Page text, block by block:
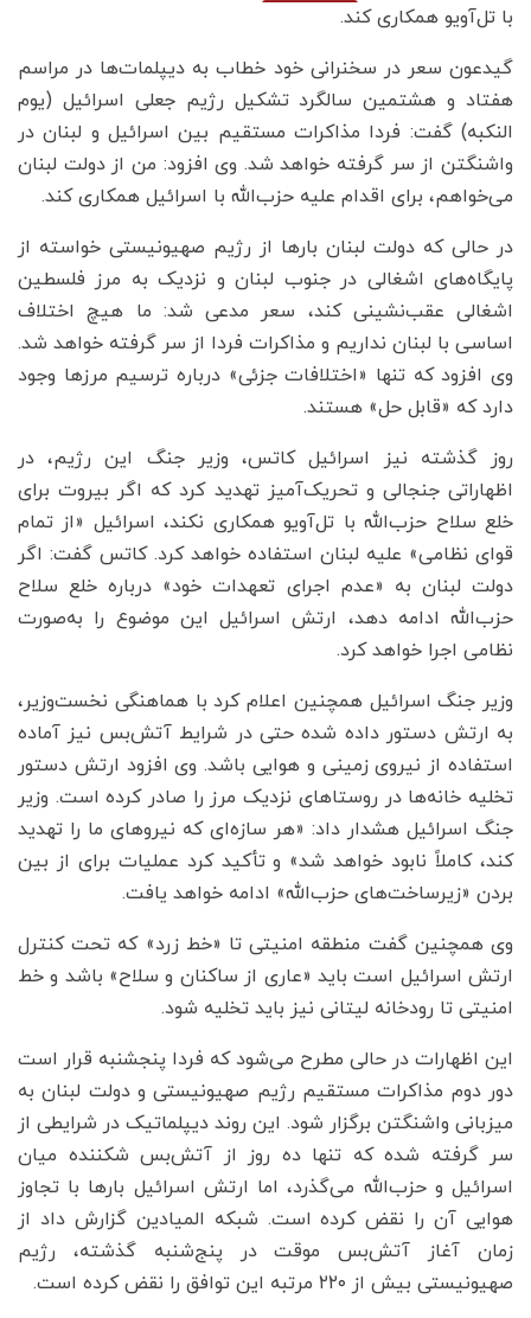
با تل‌آویو همکاری کند.
گیدعون سعر در سخنرانی خود خطاب به دیپلمات‌ها در مراسم
هفتاد و هشتمین سالگرد تشکیل رژیم جعلی اسرائیل (یوم
النکبه) گفت: فردا مذاکرات مستقیم بین اسرائیل و لبنان در
واشنگتن از سر گرفته خواهد شد. وی افزود: من از دولت لبنان
می‌خواهم، برای اقدام علیه حزب‌الله با اسرائیل همکاری کند.
در حالی که دولت لبنان بارها از رژیم صهیونیستی خواسته از
پایگاه‌های اشغالی در جنوب لبنان و نزدیک به مرز فلسطین
اشغالی عقب‌نشینی کند، سعر مدعی شد: ما هیچ اختلاف
اساسی با لبنان نداریم و مذاکرات فردا از سر گرفته خواهد شد.
وی افزود که تنها «اختلافات جزئی» درباره ترسیم مرزها وجود
دارد که «قابل حل» هستند.
روز گذشته نیز اسرائیل کاتس، وزیر جنگ این رژیم، در
اظهاراتی جنجالی و تحریک‌آمیز تهدید کرد که اگر بیروت برای
خلع سلاح حزب‌الله با تل‌آویو همکاری نکند، اسرائیل «از تمام
قوای نظامی» علیه لبنان استفاده خواهد کرد. کاتس گفت: اگر
دولت لبنان به «عدم اجرای تعهدات خود» درباره خلع سلاح
حزب‌الله ادامه دهد، ارتش اسرائیل این موضوع را به‌صورت
نظامی اجرا خواهد کرد.
وزیر جنگ اسرائیل همچنین اعلام کرد با هماهنگی نخست‌وزیر،
به ارتش دستور داده شده حتی در شرایط آتش‌بس نیز آماده
استفاده از نیروی زمینی و هوایی باشد. وی افزود ارتش دستور
تخلیه خانه‌ها در روستاهای نزدیک مرز را صادر کرده است. وزیر
جنگ اسرائیل هشدار داد: «هر سازه‌ای که نیروهای ما را تهدید
کند، کاملاً نابود خواهد شد» و تأکید کرد عملیات برای از بین
بردن «زیرساخت‌های حزب‌الله» ادامه خواهد یافت.
وی همچنین گفت منطقه امنیتی تا «خط زرد» که تحت کنترل
ارتش اسرائیل است باید «عاری از ساکنان و سلاح» باشد و خط
امنیتی تا رودخانه لیتانی نیز باید تخلیه شود.
این اظهارات در حالی مطرح می‌شود که فردا پنجشنبه قرار است
دور دوم مذاکرات مستقیم رژیم صهیونیستی و دولت لبنان به
میزبانی واشنگتن برگزار شود. این روند دیپلماتیک در شرایطی از
سر گرفته شده که تنها ده روز از آتش‌بس شکننده میان
اسرائیل و حزب‌الله می‌گذرد، اما ارتش اسرائیل بارها با تجاوز
هوایی آن را نقض کرده است. شبکه المیادین گزارش داد از
زمان آغاز آتش‌بس موقت در پنج‌شنبه گذشته، رژیم
صهیونیستی بیش از ۲۲۰ مرتبه این توافق را نقض کرده است.